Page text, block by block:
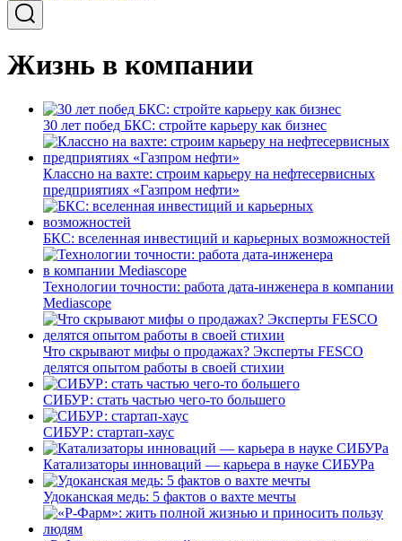
Жизнь в компании
30 лет побед БКС: стройте карьеру как бизнес
Классно на вахте: строим карьеру на нефтесервисных
предприятиях «Газпром нефти»
БКС: вселенная инвестиций и карьерных возможностей
Технологии точности: работа дата-инженера в компании
Mediascope
Что скрывают мифы о продажах? Эксперты FESCO
делятся опытом работы в своей стихии
СИБУР: стать частью чего-то большего
СИБУР: стартап-хаус
Катализаторы инноваций — карьера в науке СИБУРа
Удоканская медь: 5 фактов о вахте мечты